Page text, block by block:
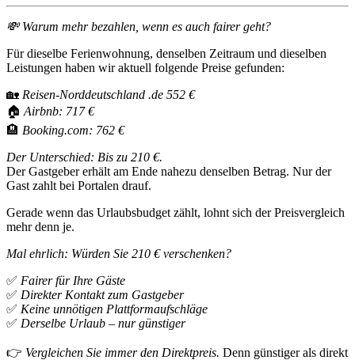
💸 Warum mehr bezahlen, wenn es auch fairer geht?
Für dieselbe Ferienwohnung, denselben Zeitraum und dieselben
Leistungen haben wir aktuell folgende Preise gefunden:
🏡 Reisen-Norddeutschland .de 552 €
🏠 Airbnb: 717 €
🏨 Booking.com: 762 €
Der Unterschied: Bis zu 210 €.
Der Gastgeber erhält am Ende nahezu denselben Betrag. Nur der
Gast zahlt bei Portalen drauf.
Gerade wenn das Urlaubsbudget zählt, lohnt sich der Preisvergleich
mehr denn je.
Mal ehrlich: Würden Sie 210 € verschenken?
✅ Fairer für Ihre Gäste
✅ Direkter Kontakt zum Gastgeber
✅ Keine unnötigen Plattformaufschläge
✅ Derselbe Urlaub – nur günstiger
👉 Vergleichen Sie immer den Direktpreis. Denn günstiger als direkt